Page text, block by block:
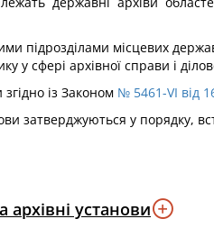
підрозділами місцевих
у сфері архівної справи і
із Законом № 5461-VI від
затверджуються у порядку,
установи